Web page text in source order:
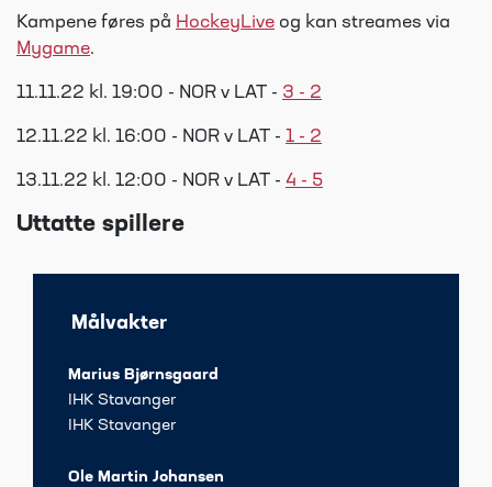
Kampene føres på HockeyLive og kan streames via
Mygame.
11.11.22 kl. 19:00 - NOR v LAT - 3 - 2
12.11.22 kl. 16:00 - NOR v LAT - 1 - 2
13.11.22 kl. 12:00 - NOR v LAT - 4 - 5
Uttatte spillere
Målvakter
Marius Bjørnsgaard
IHK Stavanger
IHK Stavanger
Ole Martin Johansen